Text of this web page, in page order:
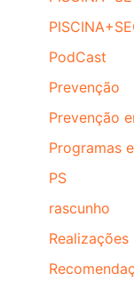
PodCast
Prevenção
Prevenção
Programas
PS
rascunho
Realizações